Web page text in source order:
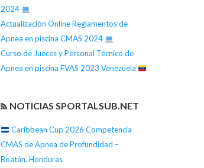
2024
Actualización Online Reglamentos de
Apnea en piscina CMAS 2024
Curso de Jueces y Personal Técnico de
Apnea en piscina FVAS 2023 Venezuela
NOTICIAS SPORTALSUB.NET
Caribbean Cup 2026 Competencia
CMAS de Apnea de Profundidad –
Roatán, Honduras